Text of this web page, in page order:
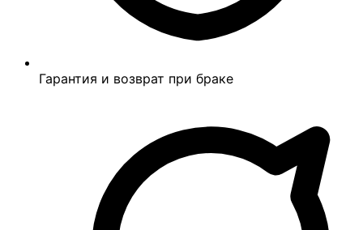
Гарантия и возврат при браке